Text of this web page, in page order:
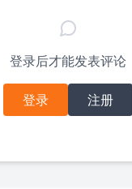
登录后才能发表评论
登录 注册